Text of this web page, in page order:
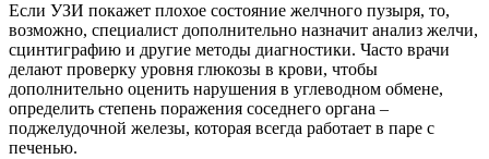
Если УЗИ покажет плохое состояние желчного пузыря, то,
возможно, специалист дополнительно назначит анализ желчи,
сцинтиграфию и другие методы диагностики. Часто врачи
делают проверку уровня глюкозы в крови, чтобы
дополнительно оценить нарушения в углеводном обмене,
определить степень поражения соседнего органа –
поджелудочной железы, которая всегда работает в паре с
печенью.